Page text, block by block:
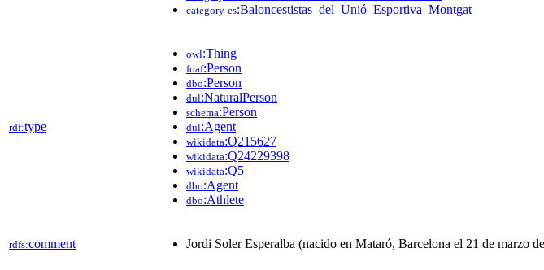
category-es:Baloncestistas_del_Unió_Esportiva_Montgat
rdf:type
owl:Thing
foaf:Person
dbo:Person
dul:NaturalPerson
schema:Person
dul:Agent
wikidata:Q215627
wikidata:Q24229398
wikidata:Q5
dbo:Agent
dbo:Athlete
rdfs:comment Jordi Soler Esperalba (nacido en Mataró, Barcelona el 21 de marzo